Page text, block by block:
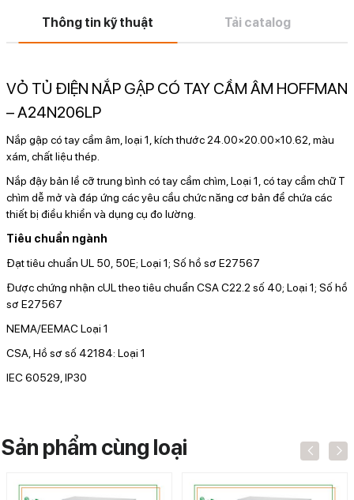
Thông tin kỹ thuật Tải catalog
VỎ TỦ ĐIỆN NẮP GẬP CÓ TAY CẦM ÂM HOFFMAN
– A24N206LP
Nắp gập có tay cầm âm, loại 1, kích thước 24.00×20.00×10.62, màu
xám, chất liệu thép.
Nắp đậy bản lề cỡ trung bình có tay cầm chìm, Loại 1, có tay cầm chữ T
chìm dễ mở và đáp ứng các yêu cầu chức năng cơ bản để chứa các
thiết bị điều khiển và dụng cụ đo lường.
Tiêu chuẩn ngành
Đạt tiêu chuẩn UL 50, 50E; Loại 1; Số hồ sơ E27567
Được chứng nhận cUL theo tiêu chuẩn CSA C22.2 số 40; Loại 1; Số hồ
sơ E27567
NEMA/EEMAC Loại 1
CSA, Hồ sơ số 42184: Loại 1
IEC 60529, IP30
Sản phẩm cùng loại